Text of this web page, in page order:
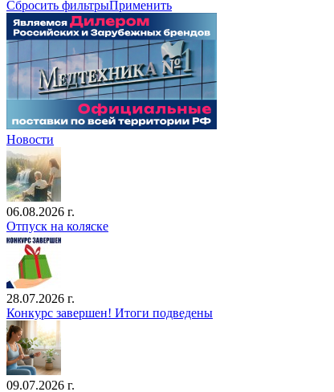
Сбросить фильтрыПрименить
Новости
06.08.2026 г.
Отпуск на коляске
28.07.2026 г.
Конкурс завершен! Итоги подведены
09.07.2026 г.